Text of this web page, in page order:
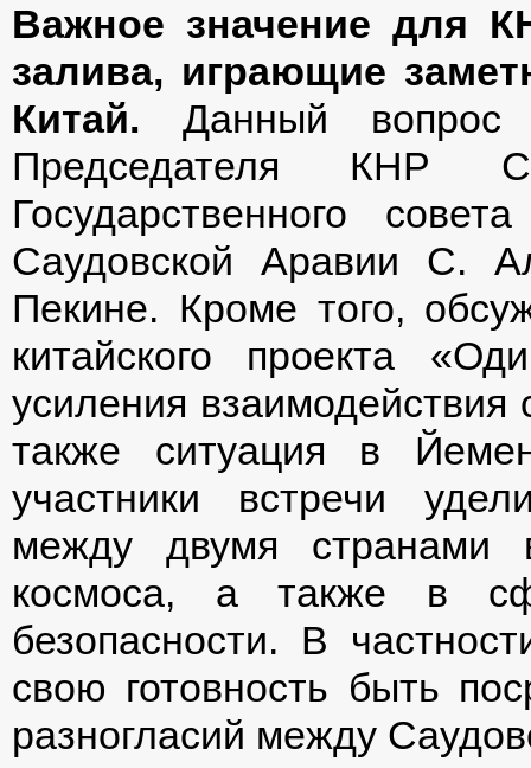
Важное значение для
залива, играющие
Китай. Данный вопрос
Председателя КНР
Государственного
Саудовской Аравии С.
Пекине. Кроме того,
китайского проекта
усиления
также ситуация в
участники встречи
между двумя странами
космоса, а также в
безопасности. В
свою готовность быть
разногласий между